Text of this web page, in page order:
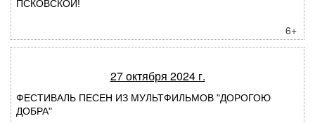
ПСКОВСКОЙ!
6+
27 октября 2024 г.
ФЕСТИВАЛЬ ПЕСЕН ИЗ МУЛЬТФИЛЬМОВ "ДОРОГОЮ
ДОБРА"